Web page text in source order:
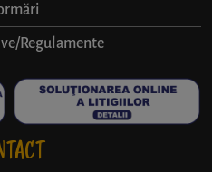
Regulamente